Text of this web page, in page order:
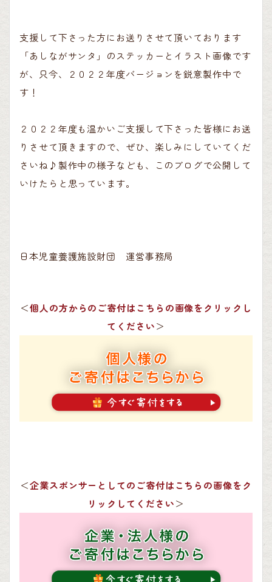
支援して下さった方にお送りさせて頂いております
「あしながサンタ」のステッカーとイラスト画像です
が、只今、２０２２年度バージョンを鋭意製作中で
す！
２０２２年度も温かいご支援して下さった皆様にお送
りさせて頂きますので、ぜひ、楽しみにしていてくだ
さいね♪製作中の様子なども、このブログで公開して
いけたらと思っています。
日本児童養護施設財団 運営事務局
＜個人の方からのご寄付はこちらの画像をクリックし
てください＞
＜企業スポンサーとしてのご寄付はこちらの画像をク
リックしてください＞